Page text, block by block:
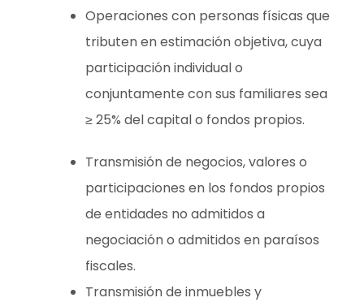
Operaciones con personas físicas que
tributen en estimación objetiva, cuya
participación individual o
conjuntamente con sus familiares sea
≥ 25% del capital o fondos propios.
Transmisión de negocios, valores o
participaciones en los fondos propios
de entidades no admitidos a
negociación o admitidos en paraísos
fiscales.
Transmisión de inmuebles y